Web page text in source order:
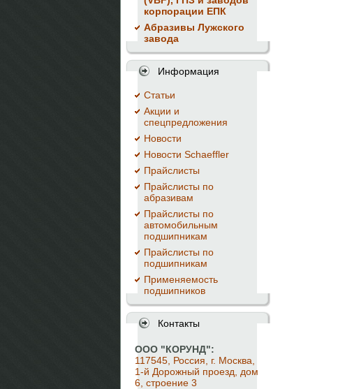
корпорации ЕПК
Абразивы Лужского
завода
Информация
Cтатьи
Акции и
спецпредложения
Новости
Новости Schaeffler
Прайслисты
Прайслисты по
абразивам
Прайслисты по
автомобильным
подшипникам
Прайслисты по
подшипникам
Применяемость
подшипников
Контакты
ООО "КОРУНД":
117545, Россия, г. Москва,
1-й Дорожный проезд, дом
6, строение 3